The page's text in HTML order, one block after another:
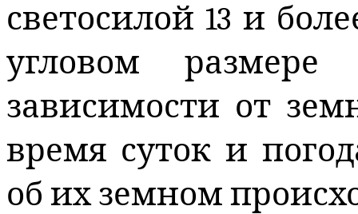
светосилой 13 и
угловом
зависимости от
время суток и
об их земном